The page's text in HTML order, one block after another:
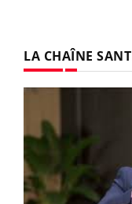
LA CHAÎNE